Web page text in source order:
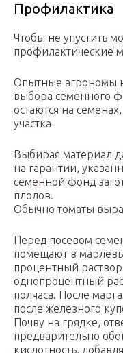
Профилактика
Чтобы не упустить
профилактические
Опытные агрономы
выбора семенного
остаются на
участка
Выбирая материал
на гарантии,
семенной фонд
плодов.
Обычно томаты
Перед посевом
помещают в
процентный
однопроцентный
полчаса. После
после железного
Почву на грядке,
предварительно
кислотность,